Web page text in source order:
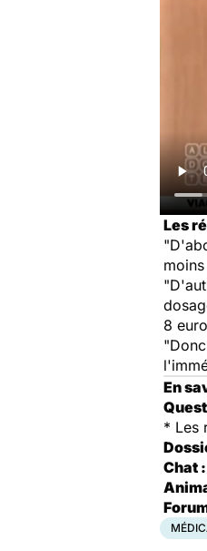
Les
8
En
* Les
Chat :